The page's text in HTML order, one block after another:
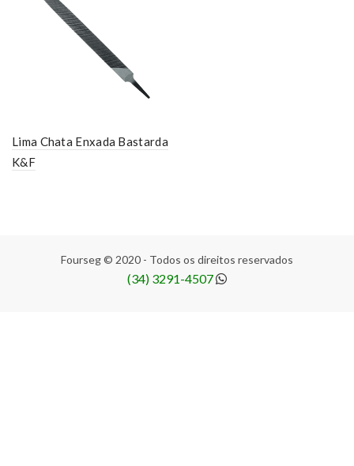
Lima Chata Enxada Bastarda
K&F
Fourseg © 2020 - Todos os direitos reservados
(34) 3291-4507